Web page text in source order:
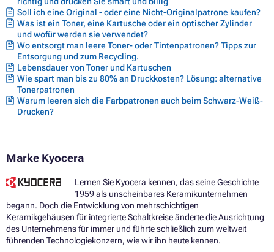
Soll ich eine Original - oder eine Nicht-Originalpatrone kaufen?
Was ist ein Toner, eine Kartusche oder ein optischer Zylinder
und wofür werden sie verwendet?
Wo entsorgt man leere Toner- oder Tintenpatronen? Tipps zur
Entsorgung und zum Recycling.
Lebensdauer von Toner und Kartuschen
Wie spart man bis zu 80% an Druckkosten? Lösung: alternative
Tonerpatronen
Warum leeren sich die Farbpatronen auch beim Schwarz-Weiß-
Drucken?
Marke Kyocera
Lernen Sie Kyocera kennen, das seine Geschichte
1959 als unscheinbares Keramikunternehmen
begann. Doch die Entwicklung von mehrschichtigen
Keramikgehäusen für integrierte Schaltkreise änderte die Ausrichtung
des Unternehmens für immer und führte schließlich zum weltweit
führenden Technologiekonzern, wie wir ihn heute kennen.